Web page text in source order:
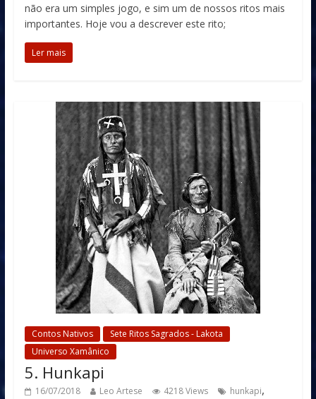
não era um simples jogo, e sim um de nossos ritos mais
importantes. Hoje vou a descrever este rito;
Ler mais
Contos Nativos
Sete Ritos Sagrados - Lakota
Universo Xamânico
5. Hunkapi
16/07/2018 Leo Artese 4218 Views hunkapi,